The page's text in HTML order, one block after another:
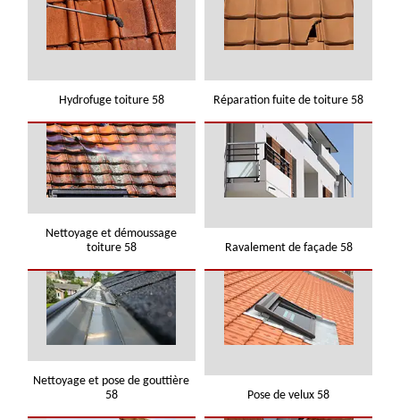
Hydrofuge toiture 58 Réparation fuite de toiture 58
Nettoyage et démoussage
toiture 58
Ravalement de façade 58
Nettoyage et pose de gouttière
58
Pose de velux 58